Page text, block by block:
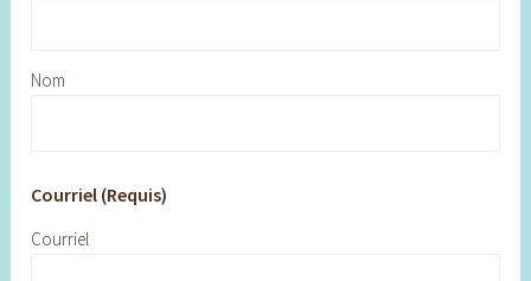
Nom
Courriel (Requis)
Courriel